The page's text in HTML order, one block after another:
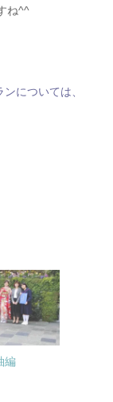
ね^^
については、
編